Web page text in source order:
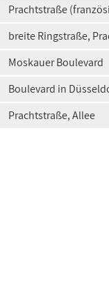
Prachtstraße
breite Ringstraße,
Moskauer Boulevard
Boulevard in
Prachtstraße, Allee